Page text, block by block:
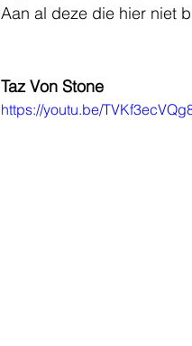
Aan al deze die hier niet
Taz Von Stone
https://youtu.be/